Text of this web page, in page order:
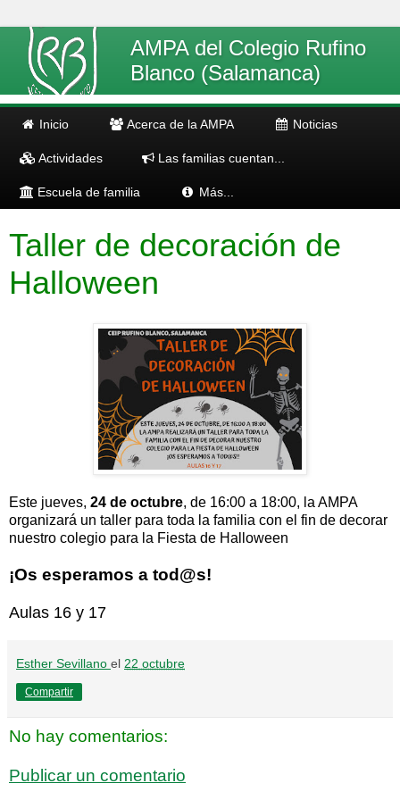
AMPA del Colegio Rufino
Blanco (Salamanca)
Inicio Acerca de la AMPA Noticias
Actividades Las familias cuentan...
Escuela de familia Más...
Taller de decoración de
Halloween
Este jueves, 24 de octubre, de 16:00 a 18:00, la AMPA
organizará un taller para toda la familia con el fin de decorar
nuestro colegio para la Fiesta de Halloween
¡Os esperamos a tod@s!
Aulas 16 y 17
Esther Sevillano el 22 octubre
Compartir
No hay comentarios:
Publicar un comentario